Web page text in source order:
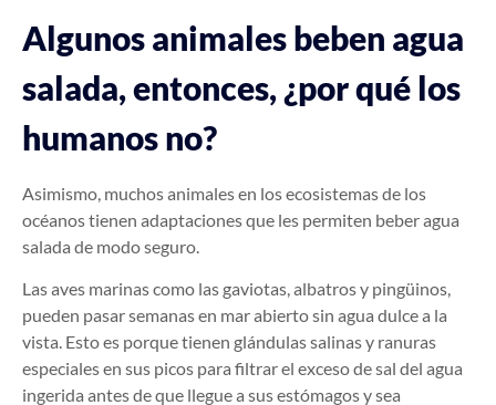
Algunos animales beben agua
salada, entonces, ¿por qué los
humanos no?
Asimismo, muchos animales en los ecosistemas de los
océanos tienen adaptaciones que les permiten beber agua
salada de modo seguro.
Las aves marinas como las gaviotas, albatros y pingüinos,
pueden pasar semanas en mar abierto sin agua dulce a la
vista. Esto es porque tienen glándulas salinas y ranuras
especiales en sus picos para filtrar el exceso de sal del agua
ingerida antes de que llegue a sus estómagos y sea